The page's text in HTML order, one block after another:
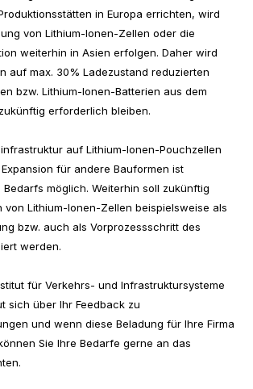
in Europa errichten, wird
von Lithium-Ionen-Zellen oder die
weiterhin in Asien erfolgen. Daher wird
auf max. 30% Ladezustand reduzierten
bzw. Lithium-Ionen-Batterien aus dem
erforderlich bleiben.
auf Lithium-Ionen-Pouchzellen
für andere Bauformen ist
möglich. Weiterhin soll zukünftig
von Lithium-Ionen-Zellen beispielsweise als
bzw. auch als Vorprozessschritt des
werden.
für Verkehrs- und Infrastruktursysteme
sich über Ihr Feedback zu
und wenn diese Beladung für Ihre Firma
Sie Ihre Bedarfe gerne an das